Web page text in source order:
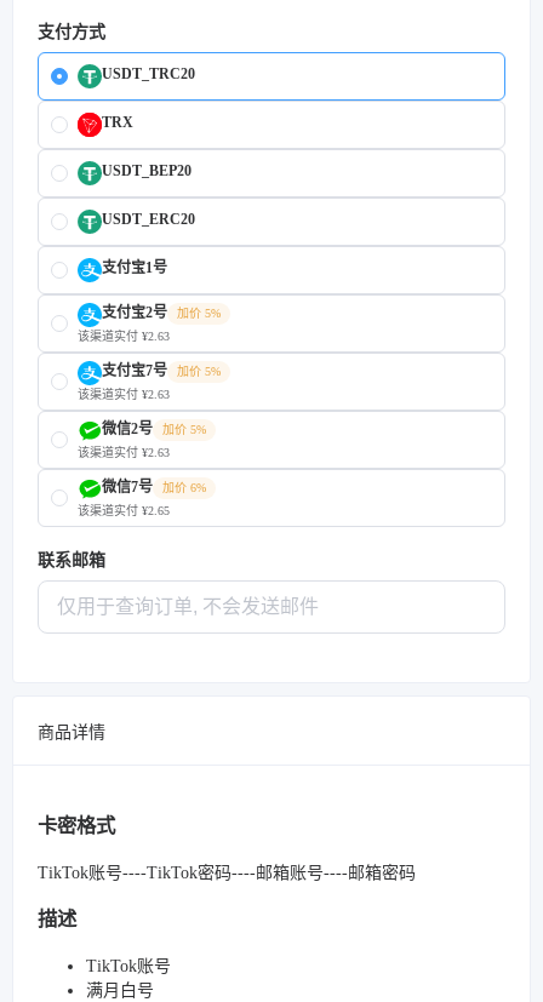
支付方式
USDT_TRC20
TRX
USDT_BEP20
USDT_ERC20
支付宝1号
支付宝2号
加价 5%
该渠道实付 ¥2.63
支付宝7号
加价 5%
该渠道实付 ¥2.63
微信2号
加价 5%
该渠道实付 ¥2.63
微信7号
加价 6%
该渠道实付 ¥2.65
联系邮箱
商品详情
卡密格式
TikTok账号----TikTok密码----邮箱账号----邮箱密码
描述
TikTok账号
满月白号